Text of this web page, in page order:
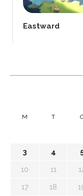
Eastward
M T
3
4
10
11
17
18